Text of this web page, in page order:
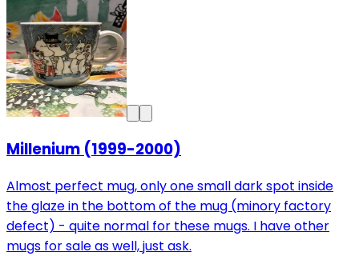
Millenium (1999-2000)
Almost perfect mug, only one small dark spot inside
the glaze in the bottom of the mug (minory factory
defect) - quite normal for these mugs. I have other
mugs for sale as well, just ask.